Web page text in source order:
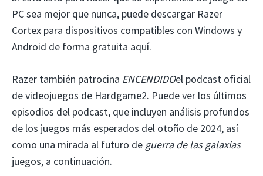
PC sea mejor que nunca, puede descargar Razer
Cortex para dispositivos compatibles con Windows y
Android de forma gratuita aquí.
Razer también patrocina ENCENDIDOel podcast oficial
de videojuegos de Hardgame2. Puede ver los últimos
episodios del podcast, que incluyen análisis profundos
de los juegos más esperados del otoño de 2024, así
como una mirada al futuro de guerra de las galaxias
juegos, a continuación.